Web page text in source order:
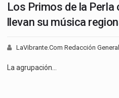
Los Primos de la
llevan su música
LaVibrante.Com Redacción General
La agrupación…